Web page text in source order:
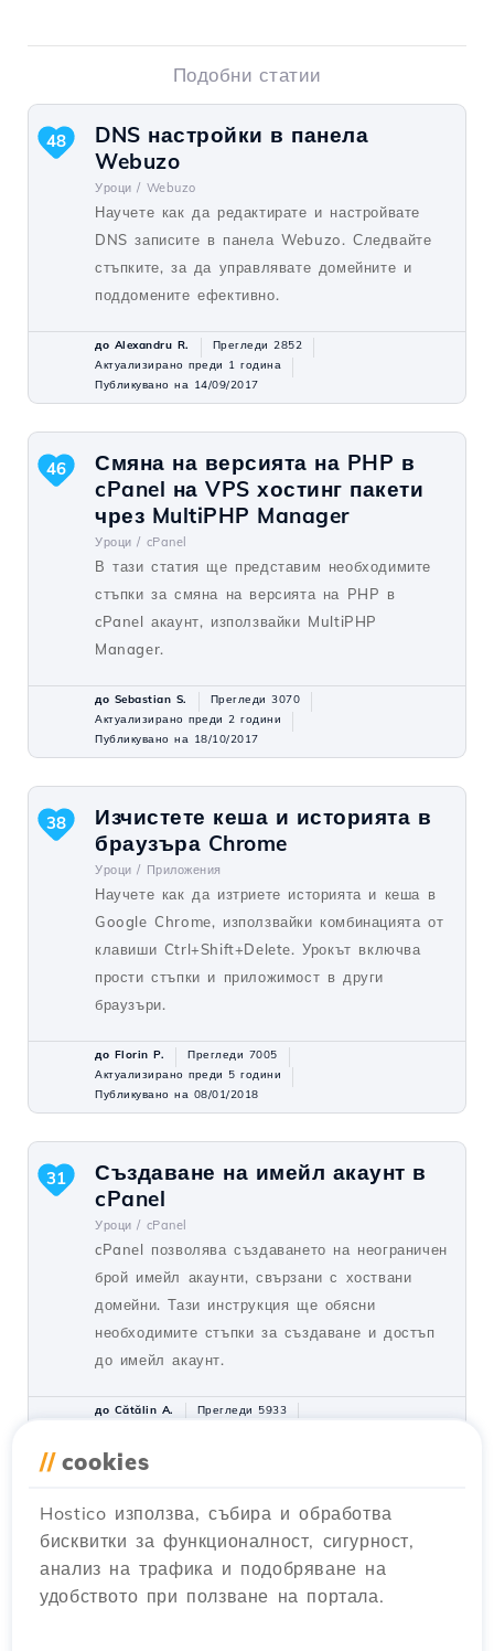
Подобни статии
DNS настройки в панела
Webuzo
Уроци / Webuzo
Научете как да редактирате и настройвате
DNS записите в панела Webuzo. Следвайте
стъпките, за да управлявате домейните и
поддомените ефективно.
48
до Alexandru R.
Прегледи 2852
Актуализирано преди 1 година
Публикувано на 14/09/2017
Смяна на версията на PHP в
cPanel на VPS хостинг пакети
чрез MultiPHP Manager
Уроци / cPanel
В тази статия ще представим необходимите
стъпки за смяна на версията на PHP в
cPanel акаунт, използвайки MultiPHP
Manager.
46
до Sebastian S.
Прегледи 3070
Актуализирано преди 2 години
Публикувано на 18/10/2017
Изчистете кеша и историята в
браузъра Chrome
Уроци / Приложения
Научете как да изтриете историята и кеша в
Google Chrome, използвайки комбинацията от
клавиши Ctrl+Shift+Delete. Урокът включва
прости стъпки и приложимост в други
браузъри.
38
до Florin P.
Прегледи 7005
Актуализирано преди 5 години
Публикувано на 08/01/2018
Създаване на имейл акаунт в
cPanel
Уроци / cPanel
cPanel позволява създаването на неограничен
брой имейл акаунти, свързани с хоствани
домейни. Тази инструкция ще обясни
необходимите стъпки за създаване и достъп
до имейл акаунт.
31
до Cătălin A.
Прегледи 5933
Публикувано на 28/06/2017
SSH настройки в Webuzo
Webuzo
В този урок ще научите как да блокирате
SSH достъпа на Webuzo сървъра,
20
// cookies
Hostico използва, събира и обработва
бисквитки за функционалност, сигурност,
анализ на трафика и подобряване на
удобството при ползване на портала.